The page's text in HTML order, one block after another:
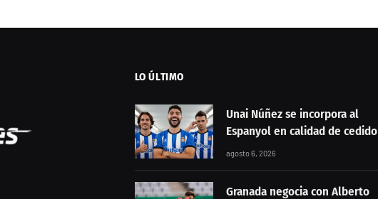
LO ÚLTIMO
Unai Núñez se incorpora al
Espanyol en calidad de cedido
agosto 6, 2026
Granada negocia con Alberto